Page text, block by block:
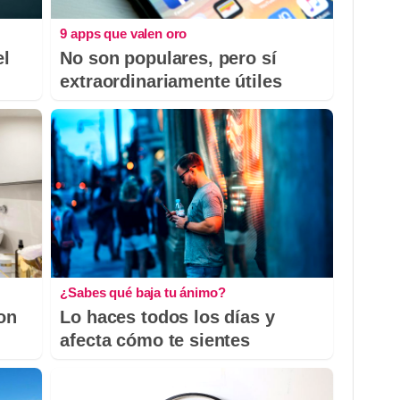
9 apps que valen oro
No son populares, pero sí
extraordinariamente útiles
¿Sabes qué baja tu ánimo?
Lo haces todos los días y
afecta cómo te sientes